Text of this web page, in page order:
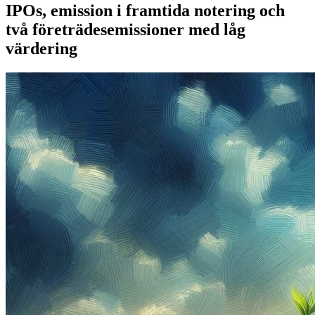
IPOs, emission i framtida notering och
två företrädesemissioner med låg
värdering